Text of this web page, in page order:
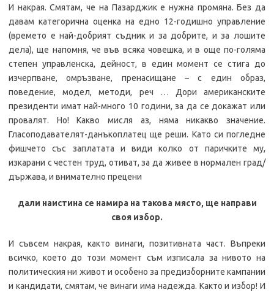
И накрая. Смятам, че на Пазарджик е нужна промяна. Без да
давам категорична оценка на едно 12-годишно управление
(времето е най-добрият съдник и за добрите, и за лошите
дела), ще напомня, че във всяка човешка, и в още по-голяма
степен управленска, дейност, в един момент се стига до
изчерпване, омръзване, пренасищане – с един образ,
поведение, модел, методи, реч … Дори американските
президенти имат най-много 10 години, за да се докажат или
провалят. Но! Какво мисля аз, няма никакво значение.
Гласоподавателят-данъкоплатец ще реши. Като си погледне
фишчето със заплатата и види колко от паричките му,
изкарани с честен труд, отиват, за да живее в нормален град/
държава, и внимателно прецени
дали наистина се намира на такова място, ще направи
своя избор.
И съвсем накрая, както винаги, позитивната част. Въпреки
всичко, което до този момент съм изписала за нивото на
политическия ни живот и особено за предизборните кампании
и кандидати, смятам, че винаги има надежда. Както и избор! И